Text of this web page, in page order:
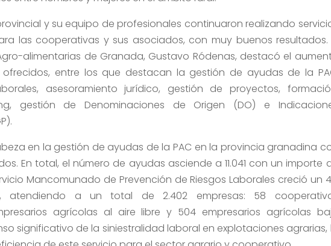
y su equipo de profesionales continuaron realizando
las cooperativas y sus asociados, con muy buenos resultados.
alimentarias de Granada, Gustavo Ródenas, destacó el
ofrecidos, entre los que destacan la gestión de ayudas de la
asesoramiento jurídico, gestión de proyectos,
gestión de Denominaciones de Origen (DO) e
en la gestión de ayudas de la PAC en la provincia granadina
En total, el número de ayudas asciende a 11.041 con un importe
Mancomunado de Prevención de Riesgos Laborales creció un
atendiendo a un total de 2.402 empresas: 58
agrícolas al aire libre y 504 empresarios agrícolas
significativo de la siniestralidad laboral en explotaciones agrarias,